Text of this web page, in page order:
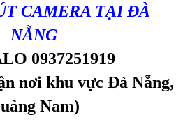
CAMERA TẠI ĐÀ
NẴNG
0937251919
nơi khu vực Đà Nẵng,
Nam)